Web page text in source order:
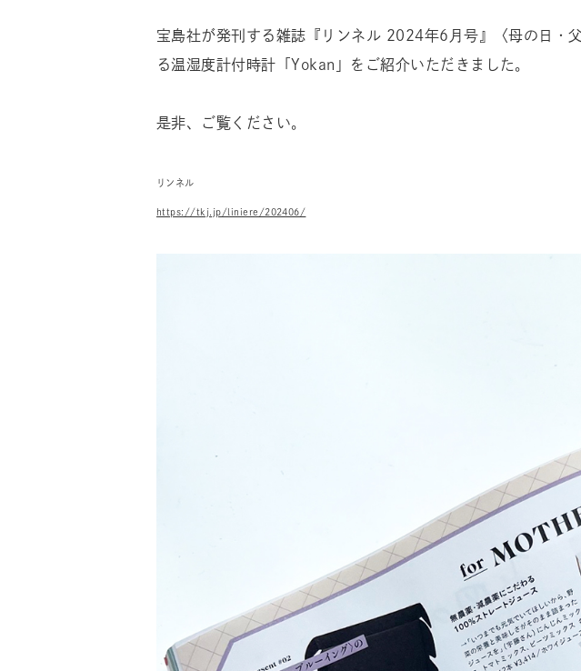
宝島社が発刊する雑誌『リンネル 2024年6月号』〈母の日・
る温湿度計付時計「Yokan」をご紹介いただきました。
是非、ご覧ください。
リンネル
https://tkj.jp/liniere/202406/